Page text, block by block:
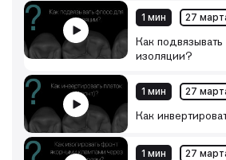
1 мин 27
Как
изоляции?
1 мин 27
Как
1 мин 27